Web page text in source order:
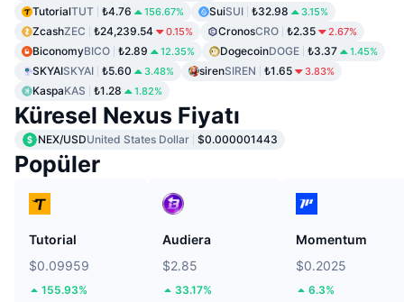
TutorialTUT ₺4.76 156.67% SuiSUI ₺32.98 3.15%
ZcashZEC ₺24,239.54 0.15% CronosCRO ₺2.35 2.67%
BiconomyBICO ₺2.89 12.35% DogecoinDOGE ₺3.37 1.45%
SKYAISKYAI ₺5.60 3.48% sirenSIREN ₺1.65 3.83%
KaspaKAS ₺1.28 1.82%
Küresel Nexus Fiyatı
NEX/USDUnited States Dollar $0.000001443
Popüler
Tutorial
$0.09959
155.93%
Audiera
$2.85
33.17%
Momentum
$0.2025
6.3%